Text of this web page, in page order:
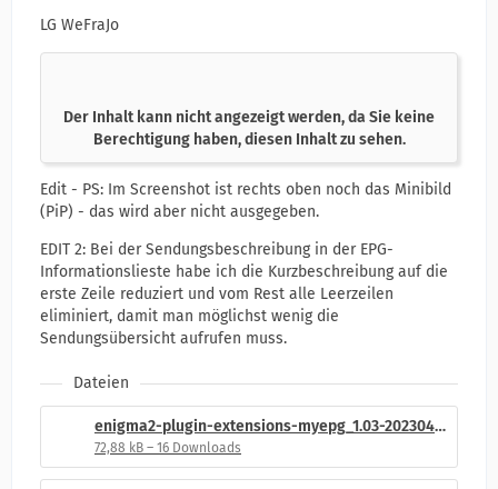
LG WeFraJo
Der Inhalt kann nicht angezeigt werden, da Sie keine
Berechtigung haben, diesen Inhalt zu sehen.
Edit - PS: Im Screenshot ist rechts oben noch das Minibild
(PiP) - das wird aber nicht ausgegeben.
EDIT 2: Bei der Sendungsbeschreibung in der EPG-
Informationslieste habe ich die Kurzbeschreibung auf die
erste Zeile reduziert und vom Rest alle Leerzeilen
eliminiert, damit man möglichst wenig die
Sendungsübersicht aufrufen muss.
Dateien
enigma2-plugin-extensions-myepg_1.03-20230403_all.ipk
72,88 kB – 16 Downloads